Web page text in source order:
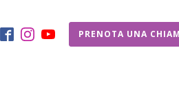
PRENOTA UNA